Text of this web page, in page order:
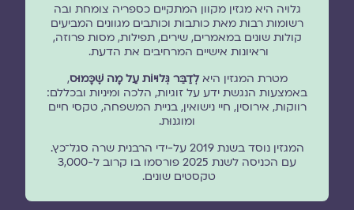
גלויה היא מגזין מקוון המתקיים כספריה צומחת ובה
רשומות רבות מאת כותבות וכותבים מגוונים המביעים
קולות שונים במאמרים, שירים, תפילות, מסות פרוזה,
וראיונות אישיים המרחיבים את הדעת.
מטרת המגזין היאלְדַבֵּר גְּלוּיוֹת עַל מָה שֶׁכָּמוּס,
באמצעות הנגשת ידע על זוגיות, הלכה ומיניות ובכללם:
רווקות, אירוסין, חיי נישואין, בניית המשפחה, טקסי חיים
ומוגנוּת.
המגזין נוסד בשנת 2019 על-ידי הרבנית שרה סגל־כץ.
עם הכניסה לשנת 2025 פורסמו בו קרוב ל-3,000
טקסטים שונים.